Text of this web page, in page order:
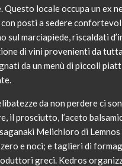
Questo locale occupa un ex
posti a sedere
sul marciapiede, riscaldati
di vini provenienti da
da un menù di piccoli
da non perdere ci
il prosciutto, l’aceto
Melichloro di
e noci; e taglieri di
greci. Kedros